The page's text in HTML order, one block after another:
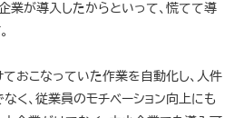
業が導入したからといって、慌てて導
おこなっていた作業を自動化し、人件
く、従業員のモチベーション向上にも